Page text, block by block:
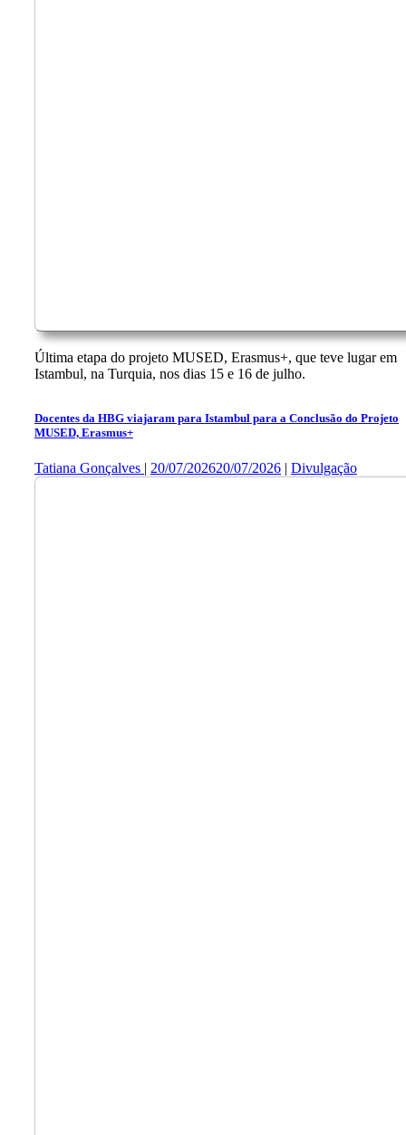
Última etapa do projeto MUSED, Erasmus+, que teve lugar em
Istambul, na Turquia, nos dias 15 e 16 de julho.
Docentes da HBG viajaram para Istambul para a Conclusão do Projeto
MUSED, Erasmus+
Tatiana Gonçalves | 20/07/202620/07/2026 | Divulgação